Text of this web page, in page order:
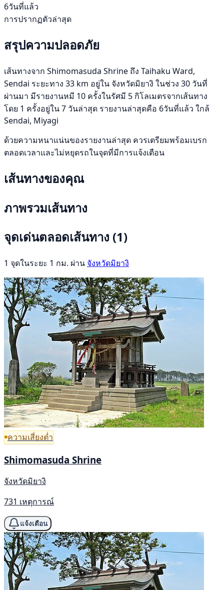
6วันที่แล้ว
การปรากฏตัวล่าสุด
สรุปความปลอดภัย
เส้นทางจาก Shimomasuda Shrine ถึง Taihaku Ward,
Sendai ระยะทาง 33 km อยู่ใน จังหวัดมิยางิ ในช่วง 30 วันที่
ผ่านมา มีรายงานหมี 10 ครั้งในรัศมี 5 กิโลเมตรจากเส้นทาง
โดย 1 ครั้งอยู่ใน 7 วันล่าสุด รายงานล่าสุดคือ 6วันที่แล้ว ใกล้
Sendai, Miyagi
ด้วยความหนาแน่นของรายงานล่าสุด ควรเตรียมพร้อมเบรก
ตลอดเวลาและไม่หยุดรถในจุดที่มีการแจ้งเตือน
เส้นทางของคุณ
ภาพรวมเส้นทาง
จุดเด่นตลอดเส้นทาง (1)
1 จุดในระยะ 1 กม. ผ่าน จังหวัดมิยางิ
ความเสี่ยงต่ำ
Shimomasuda Shrine
จังหวัดมิยางิ
731 เหตุการณ์
แจ้งเตือน